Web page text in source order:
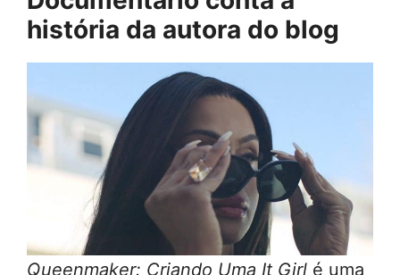
história da autora do blog
Queenmaker: Criando Uma It Girl é uma